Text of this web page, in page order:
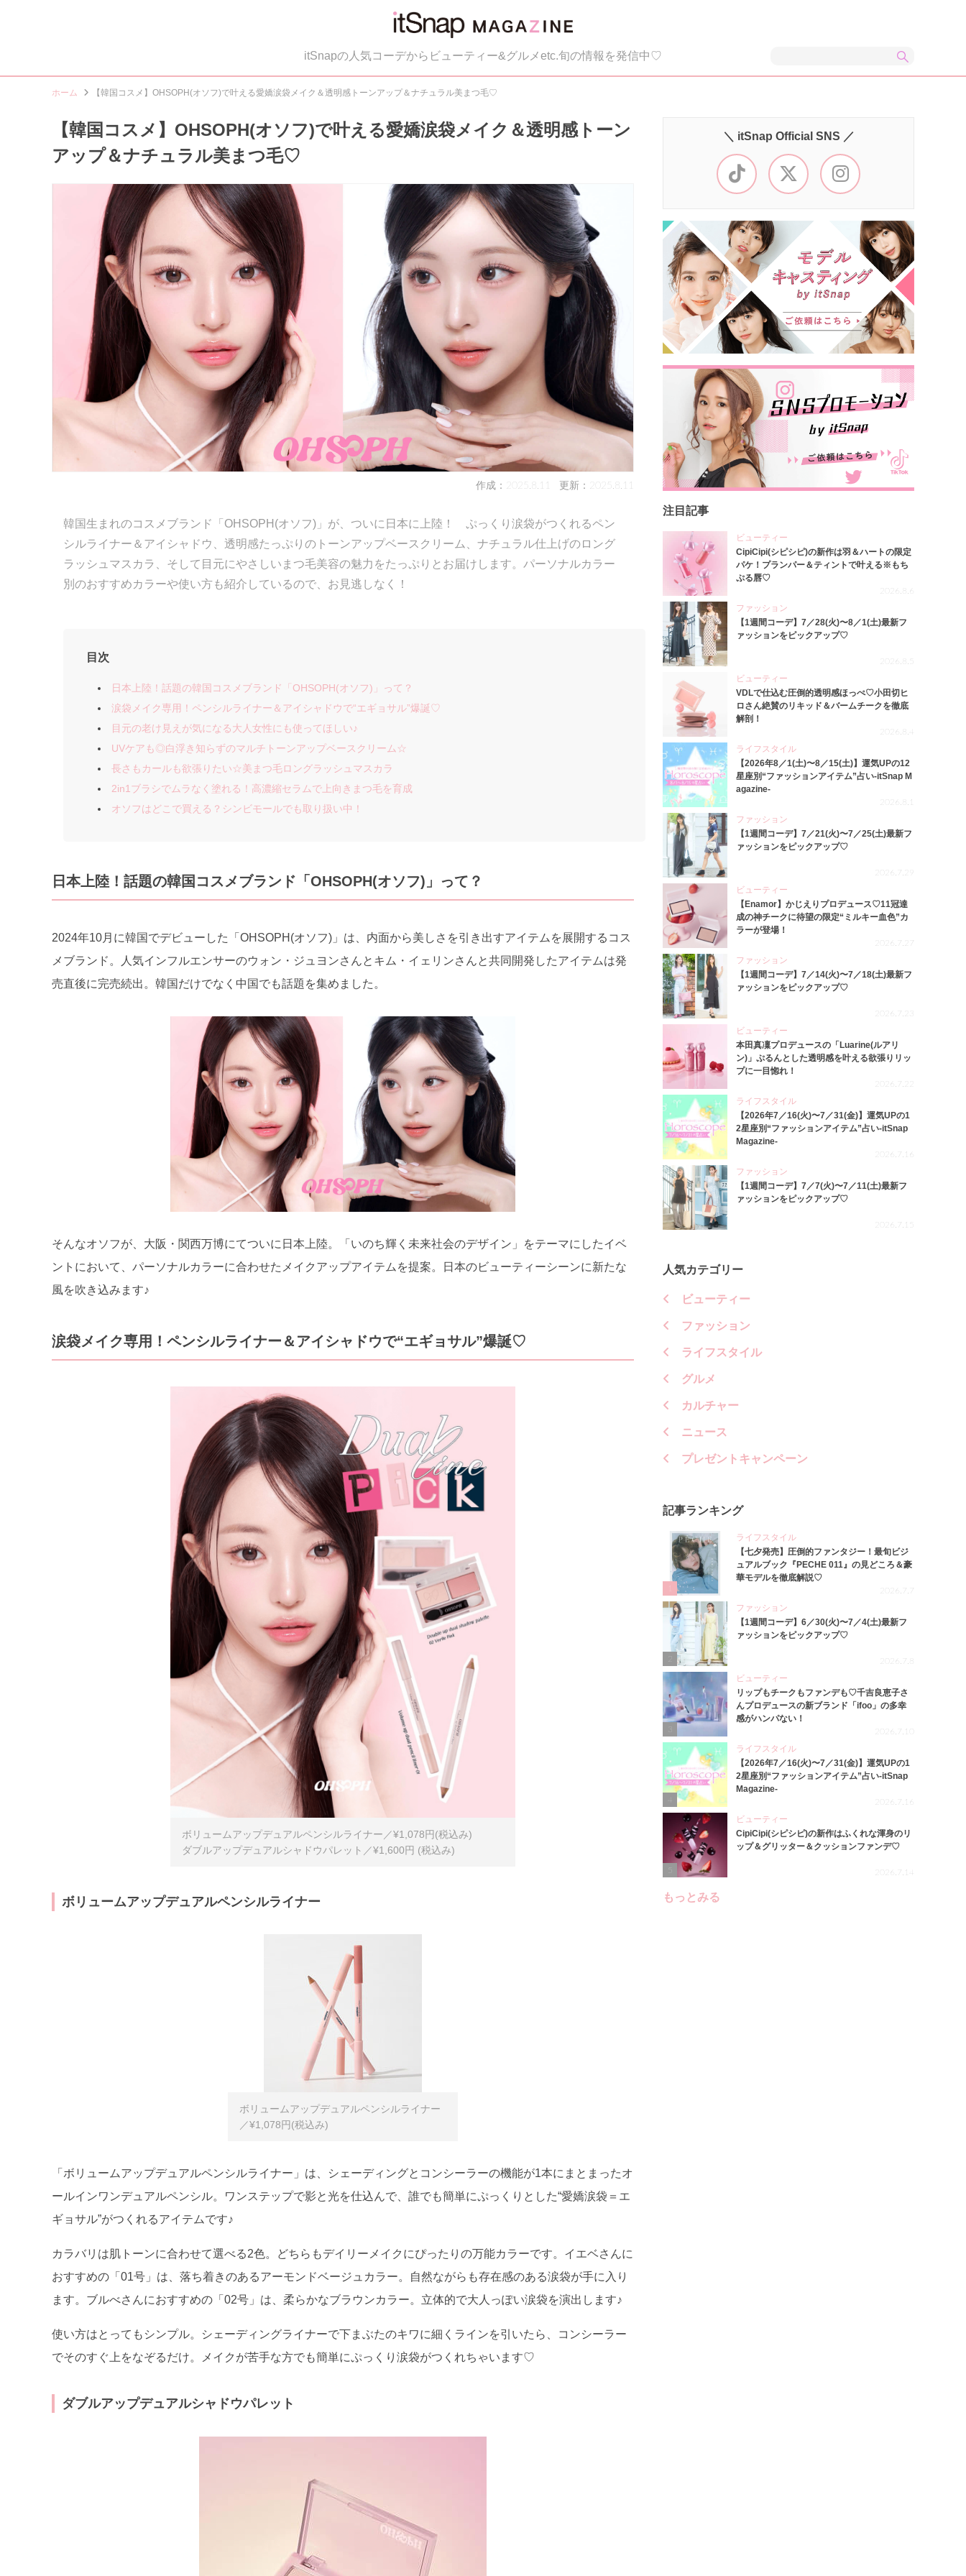
itSnapの人気コーデからビューティー&グルメetc.旬の情報を発信中♡
ホーム 【韓国コスメ】OHSOPH(オソフ)で叶える愛嬌涙袋メイク＆透明感トーンアップ＆ナチュラル美まつ毛♡
【韓国コスメ】OHSOPH(オソフ)で叶える愛嬌涙袋メイク＆透明感トーン
アップ＆ナチュラル美まつ毛♡
作成：2025.8.11 更新：2025.8.11
韓国生まれのコスメブランド「OHSOPH(オソフ)」が、ついに日本に上陸！ ぷっくり涙袋がつくれるペン
シルライナー＆アイシャドウ、透明感たっぷりのトーンアップベースクリーム、ナチュラル仕上げのロング
ラッシュマスカラ、そして目元にやさしいまつ毛美容の魅力をたっぷりとお届けします。パーソナルカラー
別のおすすめカラーや使い方も紹介しているので、お見逃しなく！
目次
日本上陸！話題の韓国コスメブランド「OHSOPH(オソフ)」って？
涙袋メイク専用！ペンシルライナー＆アイシャドウで“エギョサル”爆誕♡
目元の老け見えが気になる大人女性にも使ってほしい♪
UVケアも◎白浮き知らずのマルチトーンアップベースクリーム☆
長さもカールも欲張りたい☆美まつ毛ロングラッシュマスカラ
2in1ブラシでムラなく塗れる！高濃縮セラムで上向きまつ毛を育成
オソフはどこで買える？シンビモールでも取り扱い中！
日本上陸！話題の韓国コスメブランド「OHSOPH(オソフ)」って？
2024年10月に韓国でデビューした「OHSOPH(オソフ)」は、内面から美しさを引き出すアイテムを展開するコス
メブランド。人気インフルエンサーのウォン・ジュヨンさんとキム・イェリンさんと共同開発したアイテムは発
売直後に完売続出。韓国だけでなく中国でも話題を集めました。
そんなオソフが、大阪・関西万博にてついに日本上陸。「いのち輝く未来社会のデザイン」をテーマにしたイベ
ントにおいて、パーソナルカラーに合わせたメイクアップアイテムを提案。日本のビューティーシーンに新たな
風を吹き込みます♪
涙袋メイク専用！ペンシルライナー＆アイシャドウで“エギョサル”爆誕♡
ボリュームアップデュアルペンシルライナー／¥1,078円(税込み)
ダブルアップデュアルシャドウパレット／¥1,600円 (税込み)
ボリュームアップデュアルペンシルライナー
ボリュームアップデュアルペンシルライナー
／¥1,078円(税込み)
「ボリュームアップデュアルペンシルライナー」は、シェーディングとコンシーラーの機能が1本にまとまったオ
ールインワンデュアルペンシル。ワンステップで影と光を仕込んで、誰でも簡単にぷっくりとした“愛嬌涙袋＝エ
ギョサル”がつくれるアイテムです♪
カラバリは肌トーンに合わせて選べる2色。どちらもデイリーメイクにぴったりの万能カラーです。イエベさんに
おすすめの「01号」は、落ち着きのあるアーモンドベージュカラー。自然ながらも存在感のある涙袋が手に入り
ます。ブルべさんにおすすめの「02号」は、柔らかなブラウンカラー。立体的で大人っぽい涙袋を演出します♪
使い方はとってもシンプル。シェーディングライナーで下まぶたのキワに細くラインを引いたら、コンシーラー
でそのすぐ上をなぞるだけ。メイクが苦手な方でも簡単にぷっくり涙袋がつくれちゃいます♡
ダブルアップデュアルシャドウパレット
＼ itSnap Official SNS ／
注目記事
ビューティー
CipiCipi(シピシピ)の新作は羽＆ハートの限定
パケ！プランパー＆ティントで叶える※もち
ぷる唇♡
2026.8.6
ファッション
【1週間コーデ】7／28(火)〜8／1(土)最新フ
ァッションをピックアップ♡
2026.8.5
ビューティー
VDLで仕込む圧倒的透明感ほっぺ♡小田切ヒ
ロさん絶賛のリキッド＆バームチークを徹底
解剖！
2026.8.4
ライフスタイル
【2026年8／1(土)〜8／15(土)】運気UPの12
星座別“ファッションアイテム”占い-itSnap M
agazine-
2026.8.1
ファッション
【1週間コーデ】7／21(火)〜7／25(土)最新フ
ァッションをピックアップ♡
2026.7.29
ビューティー
【Enamor】かじえりプロデュース♡11冠達
成の神チークに待望の限定“ミルキー血色”カ
ラーが登場！
2026.7.27
ファッション
【1週間コーデ】7／14(火)〜7／18(土)最新フ
ァッションをピックアップ♡
2026.7.23
ビューティー
本田真凜プロデュースの「Luarine(ルアリ
ン)」ぷるんとした透明感を叶える欲張りリッ
プに一目惚れ！
2026.7.22
ライフスタイル
【2026年7／16(火)〜7／31(金)】運気UPの1
2星座別“ファッションアイテム”占い-itSnap
Magazine-
2026.7.16
ファッション
【1週間コーデ】7／7(火)〜7／11(土)最新フ
ァッションをピックアップ♡
2026.7.15
人気カテゴリー
ビューティー
ファッション
ライフスタイル
グルメ
カルチャー
ニュース
プレゼントキャンペーン
記事ランキング
ライフスタイル
【七夕発売】圧倒的ファンタジー！最旬ビジ
ュアルブック『PECHE 011』の見どころ＆豪
華モデルを徹底解説♡
2026.7.7
ファッション
【1週間コーデ】6／30(火)〜7／4(土)最新フ
ァッションをピックアップ♡
2026.7.8
3
ビューティー
リップもチークもファンデも♡千吉良恵子さ
んプロデュースの新ブランド「ifoo」の多幸
感がハンパない！
2026.7.10
4
ライフスタイル
【2026年7／16(火)〜7／31(金)】運気UPの1
2星座別“ファッションアイテム”占い-itSnap
Magazine-
2026.7.16
ビューティー
CipiCipi(シピシピ)の新作はふくれな渾身のリ
ップ＆グリッター＆クッションファンデ♡
2026.7.14
もっとみる